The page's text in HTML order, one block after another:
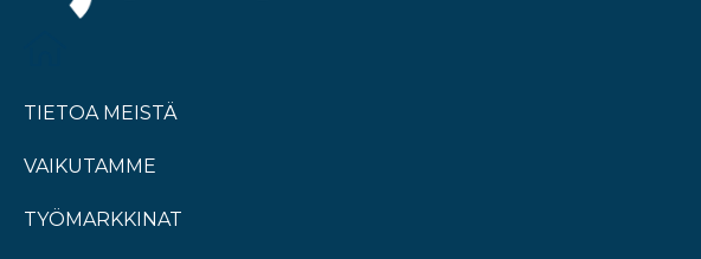
TIETOA MEISTÄ
VAIKUTAMME
TYÖMARKKINAT